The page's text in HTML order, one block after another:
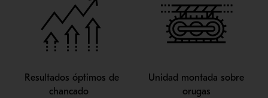
Resultados óptimos de
chancado
Unidad montada sobre
orugas